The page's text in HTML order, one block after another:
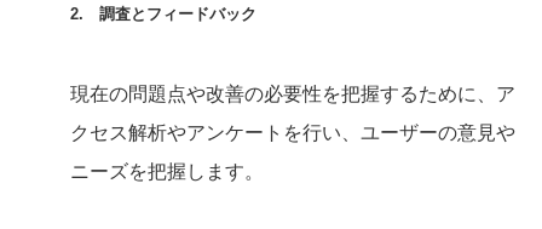
2. 調査とフィードバック
現在の問題点や改善の必要性を把握するために、ア
クセス解析やアンケートを行い、ユーザーの意見や
ニーズを把握します。